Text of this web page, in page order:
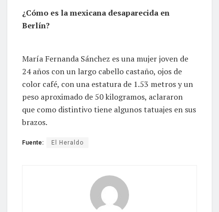
¿Cómo es la mexicana desaparecida en
Berlín?
María Fernanda Sánchez es una mujer joven de
24 años con un largo cabello castaño, ojos de
color café, con una estatura de 1.53 metros y un
peso aproximado de 50 kilogramos, aclararon
que como distintivo tiene algunos tatuajes en sus
brazos.
Fuente: El Heraldo